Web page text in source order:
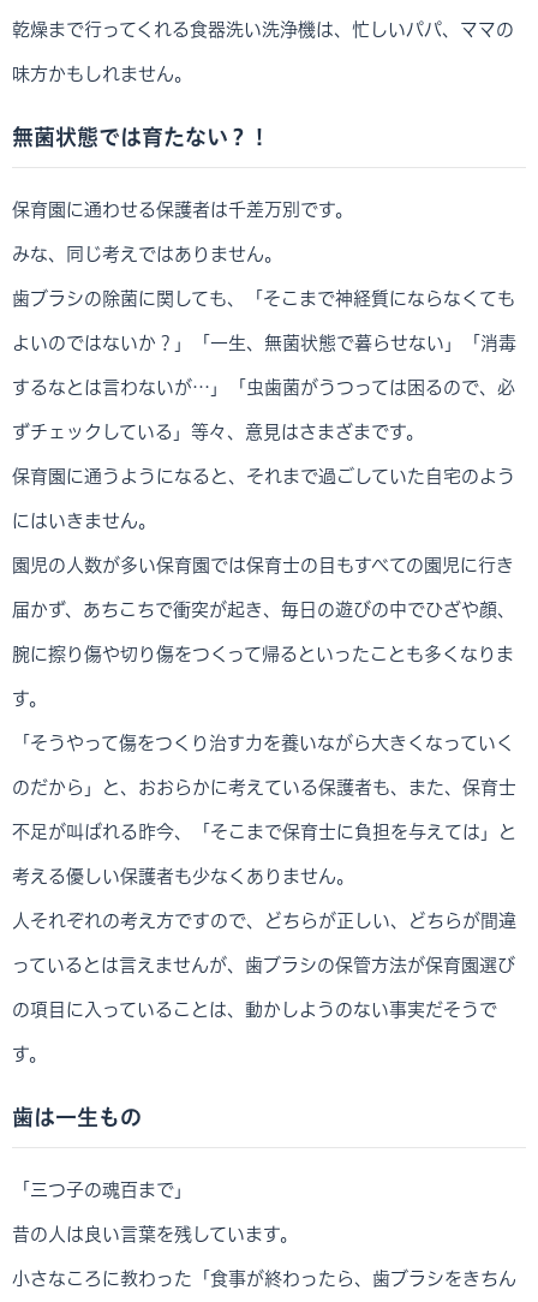
乾燥まで行ってくれる食器洗い洗浄機は、忙しいパパ、ママの
味方かもしれません。
無菌状態では育たない？！
保育園に通わせる保護者は千差万別です。
みな、同じ考えではありません。
歯ブラシの除菌に関しても、「そこまで神経質にならなくても
よいのではないか？」「一生、無菌状態で暮らせない」「消毒
するなとは言わないが…」「虫歯菌がうつっては困るので、必
ずチェックしている」等々、意見はさまざまです。
保育園に通うようになると、それまで過ごしていた自宅のよう
にはいきません。
園児の人数が多い保育園では保育士の目もすべての園児に行き
届かず、あちこちで衝突が起き、毎日の遊びの中でひざや顔、
腕に擦り傷や切り傷をつくって帰るといったことも多くなりま
す。
「そうやって傷をつくり治す力を養いながら大きくなっていく
のだから」と、おおらかに考えている保護者も、また、保育士
不足が叫ばれる昨今、「そこまで保育士に負担を与えては」と
考える優しい保護者も少なくありません。
人それぞれの考え方ですので、どちらが正しい、どちらが間違
っているとは言えませんが、歯ブラシの保管方法が保育園選び
の項目に入っていることは、動かしようのない事実だそうで
す。
歯は一生もの
「三つ子の魂百まで」
昔の人は良い言葉を残しています。
小さなころに教わった「食事が終わったら、歯ブラシをきちん